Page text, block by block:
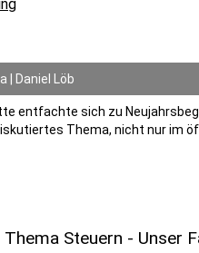
| Daniel Löb
entfachte sich zu
Thema, nicht nur im
Steuern - Unser